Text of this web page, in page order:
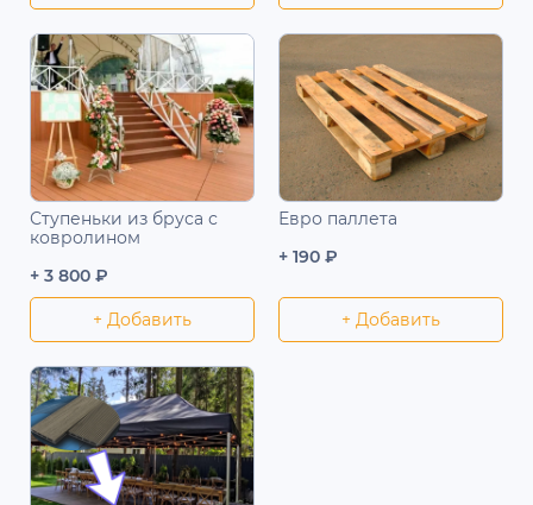
Ступеньки из бруса с
ковролином
+ 3 800 ₽
+ Добавить
Евро паллета
+ 190 ₽
+ Добавить